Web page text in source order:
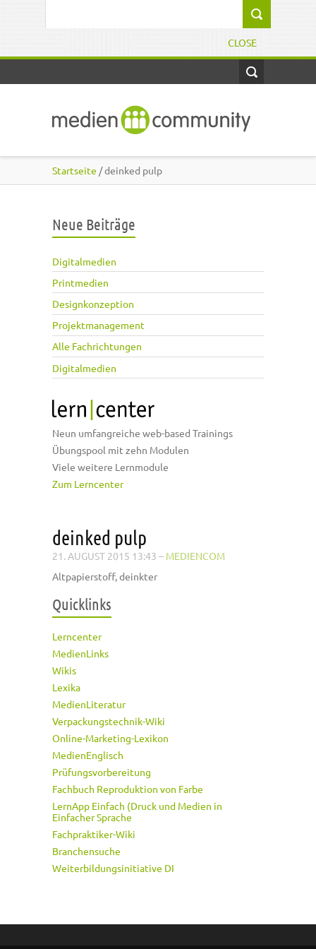
CLOSE
Startseite / deinked pulp
Neue Beiträge
Digitalmedien
Printmedien
Designkonzeption
Projektmanagement
Alle Fachrichtungen
Digitalmedien
Neun umfangreiche web-based Trainings
Übungspool mit zehn Modulen
Viele weitere Lernmodule
Zum Lerncenter
deinked pulp
21. AUGUST 2015 13:43 – MEDIENCOM
Altpapierstoff, deinkter
Quicklinks
Lerncenter
MedienLinks
Wikis
Lexika
MedienLiteratur
Verpackungstechnik-Wiki
Online-Marketing-Lexikon
MedienEnglisch
Prüfungsvorbereitung
Fachbuch Reproduktion von Farbe
LernApp Einfach (Druck und Medien in
Einfacher Sprache
Fachpraktiker-Wiki
Branchensuche
Weiterbildungsinitiative DI